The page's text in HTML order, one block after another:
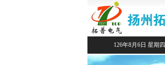
126年8月6日 星期四